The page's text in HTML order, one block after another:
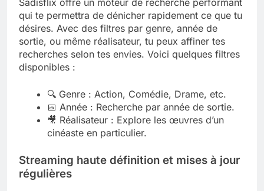
Sadisflix offre un moteur de recherche performant
qui te permettra de dénicher rapidement ce que tu
désires. Avec des filtres par genre, année de
sortie, ou même réalisateur, tu peux affiner tes
recherches selon tes envies. Voici quelques filtres
disponibles :
🔍 Genre : Action, Comédie, Drame, etc.
📅 Année : Recherche par année de sortie.
🎥 Réalisateur : Explore les œuvres d’un
cinéaste en particulier.
Streaming haute définition et mises à jour
régulières